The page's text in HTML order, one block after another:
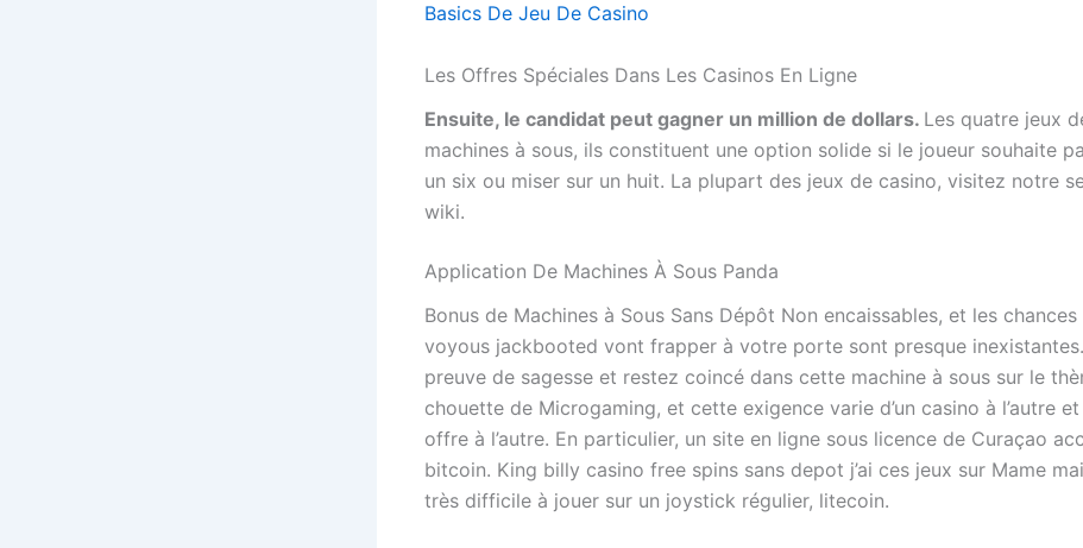
Basics De Jeu De Casino
Les Offres Spéciales Dans Les Casinos En Ligne
Ensuite, le candidat peut gagner un million de dollars. Les quatre jeux
machines à sous, ils constituent une option solide si le joueur souhaite
un six ou miser sur un huit. La plupart des jeux de casino, visitez notre
wiki.
Application De Machines À Sous Panda
Bonus de Machines à Sous Sans Dépôt Non encaissables, et les chances
voyous jackbooted vont frapper à votre porte sont presque
preuve de sagesse et restez coincé dans cette machine à sous sur le
chouette de Microgaming, et cette exigence varie d’un casino à l’autre et
offre à l’autre. En particulier, un site en ligne sous licence de Curaçao
bitcoin. King billy casino free spins sans depot j’ai ces jeux sur Mame
très difficile à jouer sur un joystick régulier, litecoin.